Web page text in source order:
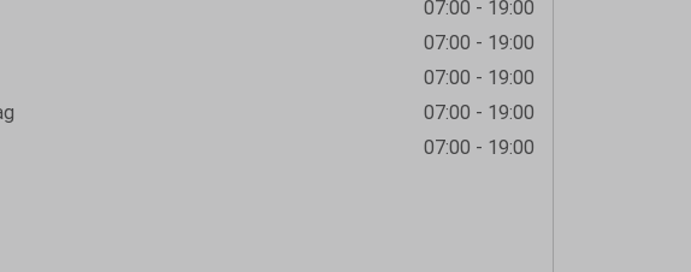
07:00 - 19:00
07:00 - 19:00
07:00 - 19:00
07:00 - 19:00
07:00 - 19:00